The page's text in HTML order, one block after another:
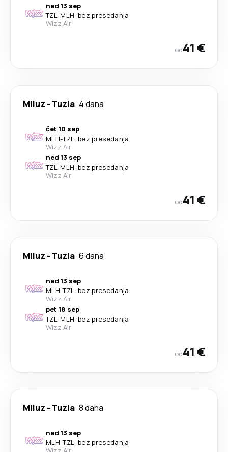
ned 13 sep
TZL-MLH· bez presedanja
Wizz Air
od41 €
Miluz - Tuzla 4 dana
čet 10 sep
MLH-TZL· bez presedanja
Wizz Air
ned 13 sep
TZL-MLH· bez presedanja
Wizz Air
od41 €
Miluz - Tuzla 6 dana
ned 13 sep
MLH-TZL· bez presedanja
Wizz Air
pet 18 sep
TZL-MLH· bez presedanja
Wizz Air
od41 €
Miluz - Tuzla 8 dana
ned 13 sep
MLH-TZL· bez presedanja